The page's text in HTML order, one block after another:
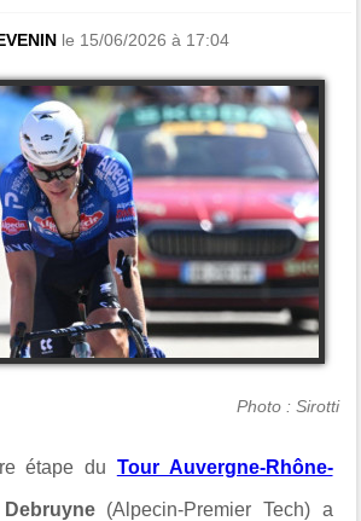
le 15/06/2026 à 17:04
Photo : Sirotti
étape du Tour Auvergne-Rhône-
(Alpecin-Premier Tech) a